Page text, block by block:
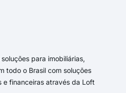
para imobiliárias,
todo o Brasil com soluções
e financeiras através da Loft